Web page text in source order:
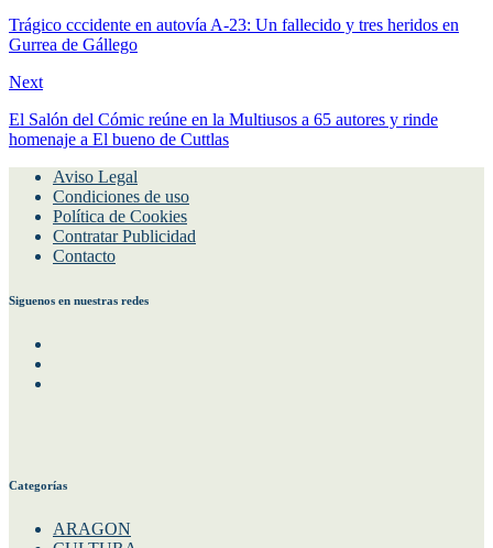
Trágico cccidente en autovía A-23: Un fallecido y tres heridos en
Gurrea de Gállego
Next
El Salón del Cómic reúne en la Multiusos a 65 autores y rinde
homenaje a El bueno de Cuttlas
Aviso Legal
Condiciones de uso
Política de Cookies
Contratar Publicidad
Contacto
Siguenos en nuestras redes
Categorías
ARAGON